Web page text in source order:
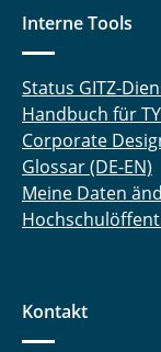
Interne Tools
Status GITZ-
Handbuch für
Corporate
Glossar (DE-EN)
Meine Daten
Kontakt